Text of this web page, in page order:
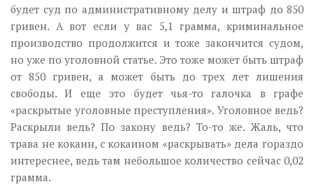
будет суд по административному делу и штраф до 850
гривен. А вот если у вас 5,1 грамма, криминальное
производство продолжится и тоже закончится судом,
но уже по уголовной статье. Это тоже может быть штраф
от 850 гривен, а может быть до трех лет лишения
свободы. И еще это будет чья-то галочка в графе
«раскрытые уголовные преступления». Уголовное ведь?
Раскрыли ведь? По закону ведь? То-то же. Жаль, что
трава не кокаин, с кокаином «раскрывать» дела гораздо
интереснее, ведь там небольшое количество сейчас 0,02
грамма.